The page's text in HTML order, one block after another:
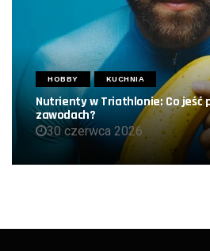
HOBBY KUCHNIA
Nutrienty w Triathlonie: Co jeść
zawodach?
30 czerwca 2026